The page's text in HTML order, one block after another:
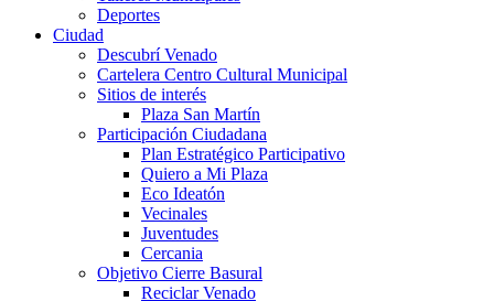
Deportes
Ciudad
Descubrí Venado
Cartelera Centro Cultural Municipal
Sitios de interés
Plaza San Martín
Participación Ciudadana
Plan Estratégico Participativo
Quiero a Mi Plaza
Eco Ideatón
Vecinales
Juventudes
Cercania
Objetivo Cierre Basural
Reciclar Venado